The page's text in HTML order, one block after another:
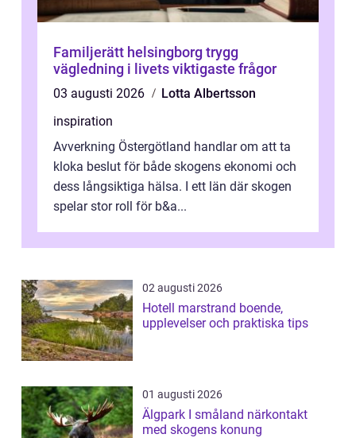
Familjerätt helsingborg trygg
vägledning i livets viktigaste frågor
03 augusti 2026
Lotta Albertsson
inspiration
Avverkning Östergötland handlar om att ta
kloka beslut för både skogens ekonomi och
dess långsiktiga hälsa. I ett län där skogen
spelar stor roll för b&a...
02 augusti 2026
Hotell marstrand boende,
upplevelser och praktiska tips
01 augusti 2026
Älgpark I småland närkontakt
med skogens konung